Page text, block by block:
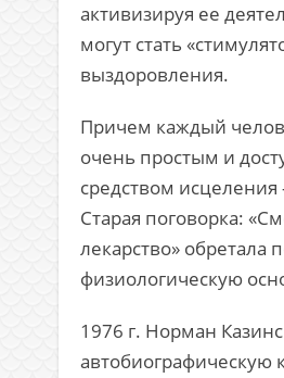
активизируя ее
могут стать
выздоровления.
Причем каждый
очень простым и
средством
Старая поговорка:
лекарство» обретала
физиологическую
1976 г. Норман
автобиографическую